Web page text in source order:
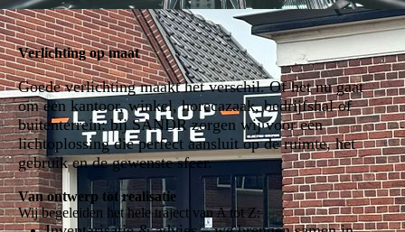
Verlichting op maat
Goede verlichting maakt het verschil. Of het nu gaat
om een kantoor, winkel, horecazaak, bedrijfshal of
buitenterrein: bij SANDR zorgen wij voor een
lichtoplossing die perfect aansluit op de ruimte, het
gebruik en de gewenste sfeer.
Van ontwerp tot realisatie
Wij begeleiden het hele traject van A tot Z: